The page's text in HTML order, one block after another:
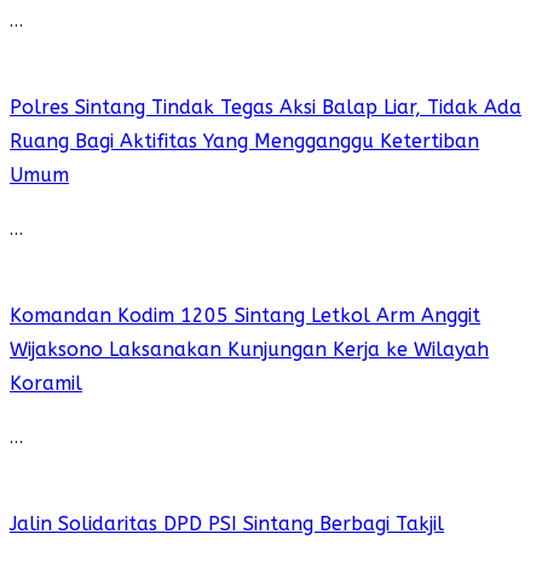
…
Polres Sintang Tindak Tegas Aksi Balap Liar, Tidak Ada
Ruang Bagi Aktifitas Yang Mengganggu Ketertiban
Umum
…
Komandan Kodim 1205 Sintang Letkol Arm Anggit
Wijaksono Laksanakan Kunjungan Kerja ke Wilayah
Koramil
…
Jalin Solidaritas DPD PSI Sintang Berbagi Takjil